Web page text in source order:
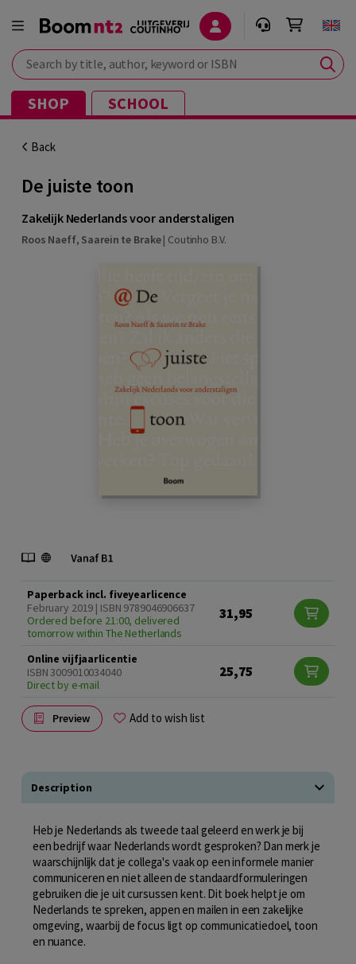
Search by title, author, keyword or ISBN
SHOP SCHOOL
Back
De juiste toon
Zakelijk Nederlands voor anderstaligen
Roos Naeff, Saarein te Brake| Coutinho B.V.
Paperback incl. fiveyearlicence
February 2019 | ISBN 9789046906637
Ordered before 21:00, delivered
tomorrow within The Netherlands
31,95
Online vijfjaarlicentie
ISBN 3009010034040
Direct by e-mail
25,75
Preview Add to wish list
Description
Heb je Nederlands als tweede taal geleerd en werk je bij
een bedrijf waar Nederlands wordt gesproken? Dan merk je
waarschijnlijk dat je collega's vaak op een informele manier
communiceren en niet alleen de standaardformuleringen
gebruiken die je uit cursussen kent. Dit boek helpt je om
Nederlands te spreken, appen en mailen in een zakelijke
omgeving, waarbij de focus ligt op communicatiedoel, toon
en nuance.